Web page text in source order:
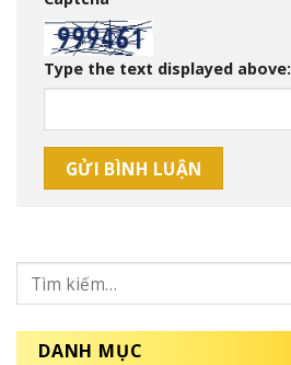
Type the text displayed above:
DANH MỤC